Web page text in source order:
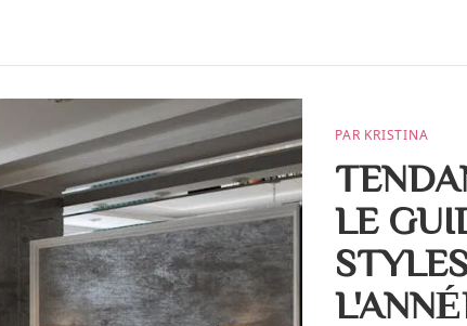
PAR KRISTINA
LE